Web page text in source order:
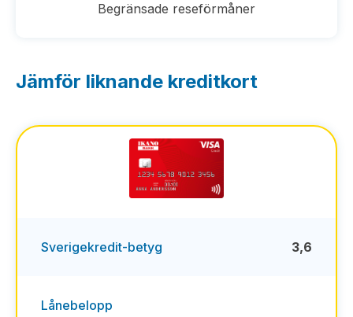
Begränsade reseförmåner
Jämför liknande kreditkort
Sverigekredit-betyg 3,6
Lånebelopp